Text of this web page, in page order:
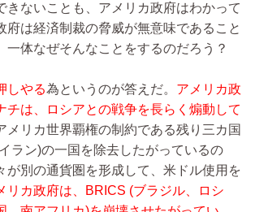
きないことも、アメリカ政府はわかって
府は経済制裁の脅威が無意味であること
一体なぜそんなことをするのだろう？
しやる為というのが答えだ。 アメリカ政
チは、ロシアとの戦争を長らく煽動して
メリカ世界覇権の制約である残り三カ国
ラン)の一国を除去したがっているの
が別の通貨圏を形成して、米ドル使用を
リカ政府は、BRICS (ブラジル、ロシ